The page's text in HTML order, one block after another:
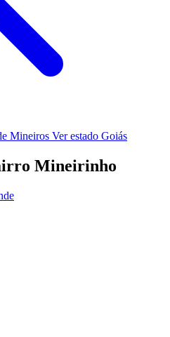
Mineiros Ver estado Goiás
Mineirinho